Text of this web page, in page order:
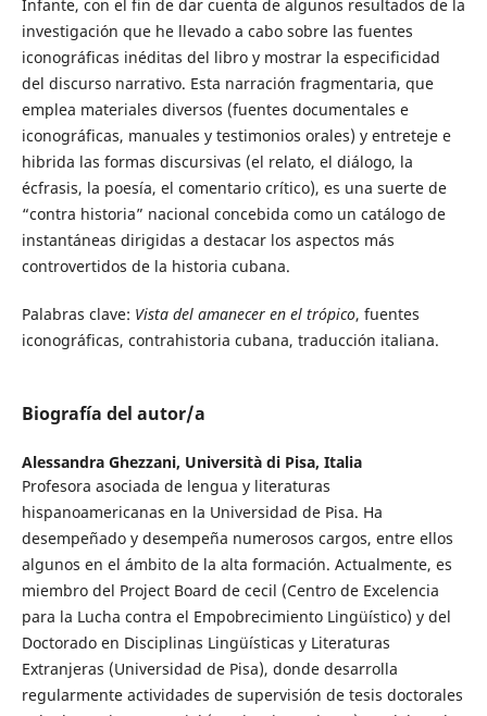
Infante, con el fin de dar cuenta de algunos resultados de la
investigación que he llevado a cabo sobre las fuentes
iconográficas inéditas del libro y mostrar la especificidad
del discurso narrativo. Esta narración fragmentaria, que
emplea materiales diversos (fuentes documentales e
iconográficas, manuales y testimonios orales) y entreteje e
hibrida las formas discursivas (el relato, el diálogo, la
écfrasis, la poesía, el comentario crítico), es una suerte de
“contra historia” nacional concebida como un catálogo de
instantáneas dirigidas a destacar los aspectos más
controvertidos de la historia cubana.
Palabras clave: Vista del amanecer en el trópico, fuentes
iconográficas, contrahistoria cubana, traducción italiana.
Biografía del autor/a
Alessandra Ghezzani, Università di Pisa, Italia
Profesora asociada de lengua y literaturas
hispanoamericanas en la Universidad de Pisa. Ha
desempeñado y desempeña numerosos cargos, entre ellos
algunos en el ámbito de la alta formación. Actualmente, es
miembro del Project Board de cecil (Centro de Excelencia
para la Lucha contra el Empobrecimiento Lingüístico) y del
Doctorado en Disciplinas Lingüísticas y Literaturas
Extranjeras (Universidad de Pisa), donde desarrolla
regularmente actividades de supervisión de tesis doctorales